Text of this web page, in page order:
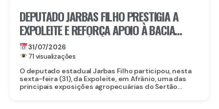
DEPUTADO JARBAS FILHO PRESTIGIA A
EXPOLEITE E REFORÇA APOIO À BACIA
LEITEIRA DE AFRÂNIO
31/07/2026
71 visualizações
O deputado estadual Jarbas Filho participou, nesta
sexta-feira (31), da Expoleite, em Afrânio, uma das
principais exposições agropecuárias do Sertão...